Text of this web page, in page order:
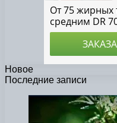
Новое
Последние записи